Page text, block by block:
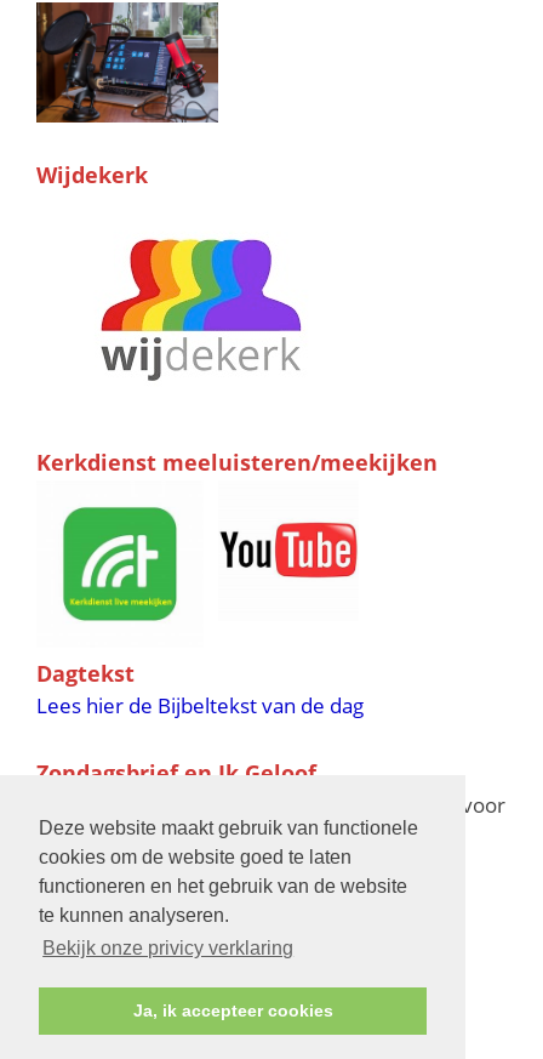
Deze website maakt gebruik van functionele
cookies om de website goed te laten
functioneren en het gebruik van de website
te kunnen analyseren.
Bekijk onze privicy verklaring
Ja, ik accepteer cookies
Wijdekerk
Kerkdienst meeluisteren/meekijken
Dagtekst
Lees hier de Bijbeltekst van de dag
Zondagsbrief en Ik Geloof
voor
de verschijningsdata in 2025 en 2026
Bijbelschool